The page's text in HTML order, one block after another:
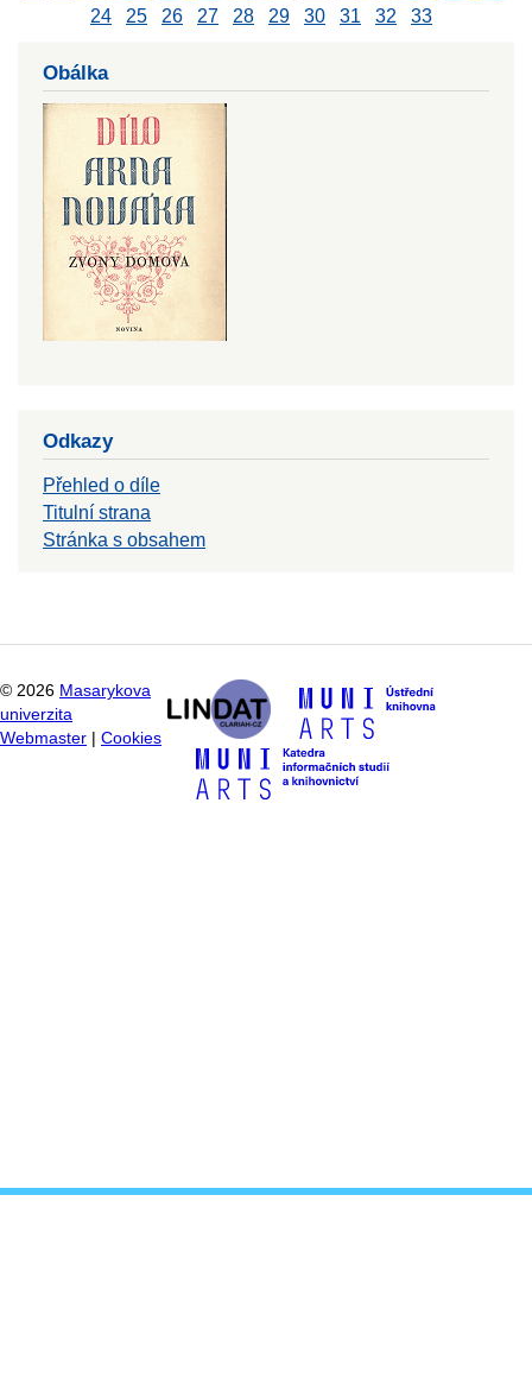
24
25 26 27 28 29 30 31 32 33
Obálka
Odkazy
Přehled o díle
Titulní strana
Stránka s obsahem
© 2026 Masarykova
univerzita
Webmaster
Cookies